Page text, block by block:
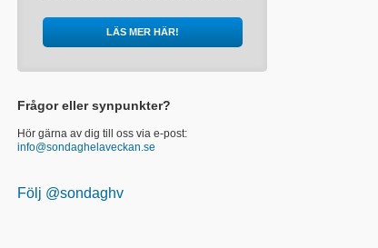
LÄS MER HÄR!
Frågor eller synpunkter?
Hör gärna av dig till oss via e-post:
info@sondaghelaveckan.se
Följ @sondaghv